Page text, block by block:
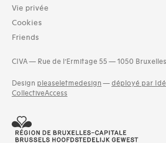
04-architecture commerciale et de
05-architecture de l'administration
06-architecture fiscale et financière (1)
and 17 more
Vie privée
Cookies
Friends
CIVA — Rue de l’Ermitage 55 — 1050
Design pleaseletmedesign — déployé par
CollectiveAccess